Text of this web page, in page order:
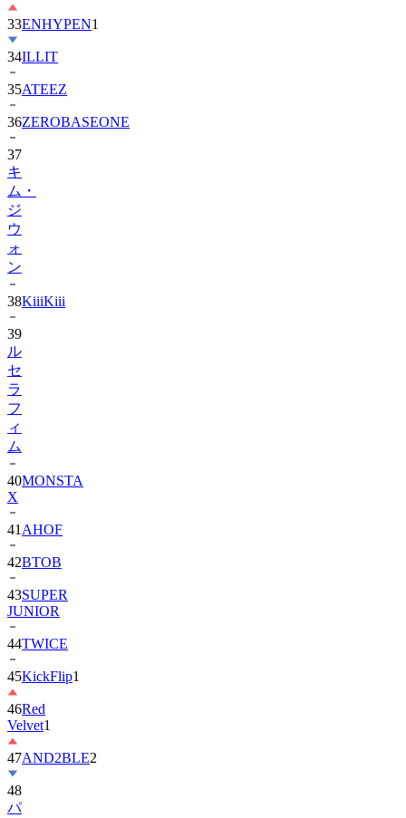
33ENHYPEN1
34ILLIT
35ATEEZ
36ZEROBASEONE
37
キ
ム・
ジ
ウ
ォ
ン
38KiiiKiii
39
ル
セ
ラ
フ
ィ
ム
40MONSTA
X
41 AHOF
42BTOB
43SUPER
JUNIOR
44TWICE
45KickFlip1
46Red
Velvet1
47AND2BLE2
48
パ